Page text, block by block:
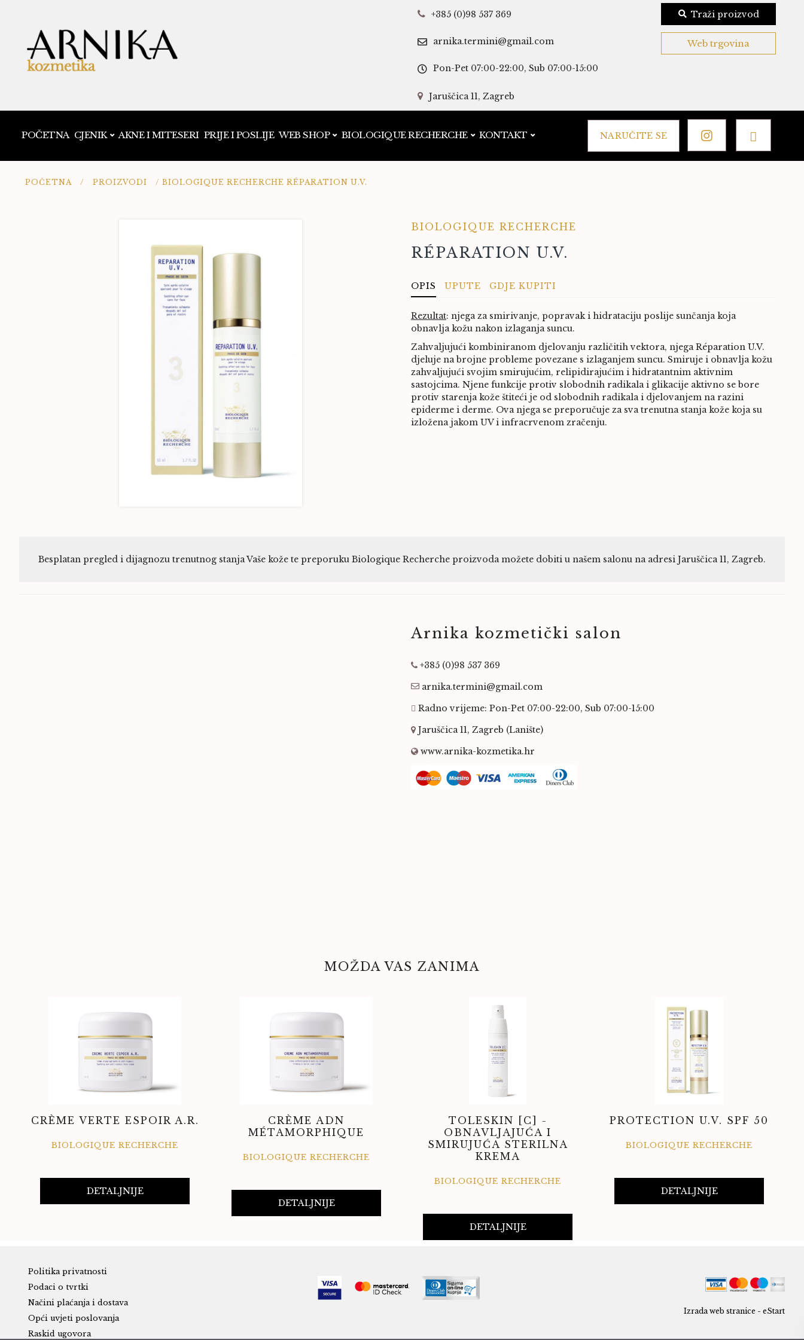
+385 (0)98 537 369
arnika.termini@gmail.com
Pon-Pet 07:00-22:00, Sub 07:00-15:00
Jaruščica 11, Zagreb
Traži proizvod
Web trgovina
POČETNA CJENIK AKNE I MITESERI PRIJE I POSLIJE WEB SHOP BIOLOGIQUE RECHERCHE KONTAKT NARUČITE SE
POČETNA / PROIZVODI / BIOLOGIQUE RECHERCHE RÉPARATION U.V.
BIOLOGIQUE RECHERCHE
RÉPARATION U.V.
OPIS UPUTE GDJE KUPITI
Rezultat: njega za smirivanje, popravak i hidrataciju poslije sunčanja koja
obnavlja kožu nakon izlaganja suncu.
Zahvaljujući kombiniranom djelovanju različitih vektora, njega Réparation U.V.
djeluje na brojne probleme povezane s izlaganjem suncu. Smiruje i obnavlja kožu
zahvaljujući svojim smirujućim, relipidirajućim i hidratantnim aktivnim
sastojcima. Njene funkcije protiv slobodnih radikala i glikacije aktivno se bore
protiv starenja kože štiteći je od slobodnih radikala i djelovanjem na razini
epiderme i derme. Ova njega se preporučuje za sva trenutna stanja kože koja su
izložena jakom UV i infracrvenom zračenju.
Besplatan pregled i dijagnozu trenutnog stanja Vaše kože te preporuku Biologique Recherche proizvoda možete dobiti u našem salonu na adresi Jaruščica 11, Zagreb.
Arnika kozmetički salon
+385 (0)98 537 369
arnika.termini@gmail.com
Radno vrijeme: Pon-Pet 07:00-22:00, Sub 07:00-15:00
Jaruščica 11, Zagreb (Lanište)
www.arnika-kozmetika.hr
MOŽDA VAS ZANIMA
CRÈME VERTE ESPOIR A.R.
BIOLOGIQUE RECHERCHE
DETALJNIJE
CRÈME ADN
MÉTAMORPHIQUE
BIOLOGIQUE RECHERCHE
DETALJNIJE
TOLESKIN [C] -
OBNAVLJAJUĆA I
SMIRUJUĆA STERILNA
KREMA
BIOLOGIQUE RECHERCHE
DETALJNIJE
PROTECTION U.V. SPF 50
BIOLOGIQUE RECHERCHE
DETALJNIJE
Politika privatnosti
Podaci o tvrtki
Načini plaćanja i dostava
Opći uvjeti poslovanja
Raskid ugovora
Izrada web stranice - eStart